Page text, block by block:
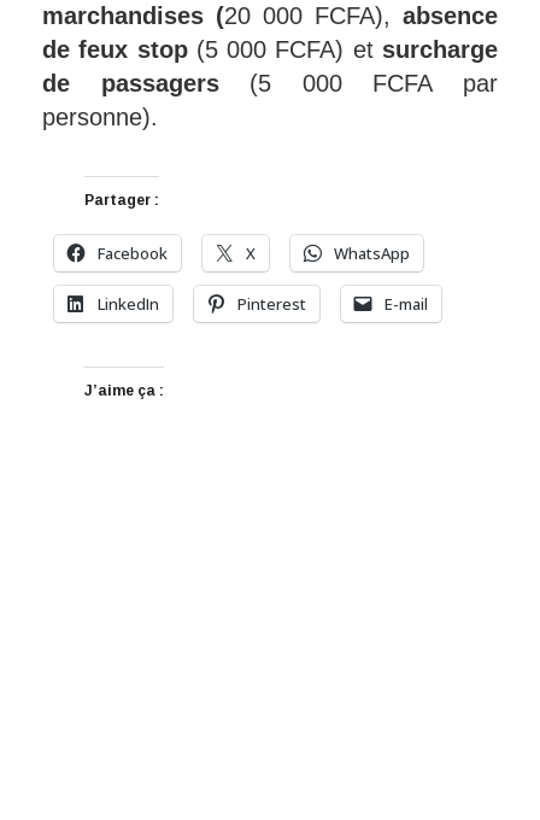
marchandises (20 000 FCFA), absence
de feux stop(5 000 FCFA) et surcharge
de passagers (5 000 FCFA par
personne).
Partager :
Facebook X WhatsApp
LinkedIn Pinterest E-mail
J’aime ça :